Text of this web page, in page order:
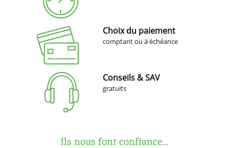
Choix du paiement
comptant ou à échéance
Conseils & SAV
gratuits
Ils nous font confiance...